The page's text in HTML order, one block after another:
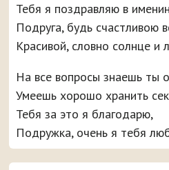
Тебя я поздравляю в
Подруга, будь счастливою
Красивой, словно солнце и
На все вопросы знаешь ты
Умеешь хорошо хранить
Тебя за это я благодарю,
Подружка, очень я тебя